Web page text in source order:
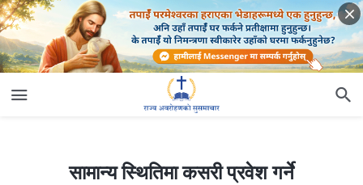
सामान्य स्थितिमा कसरी प्रवेश गर्ने